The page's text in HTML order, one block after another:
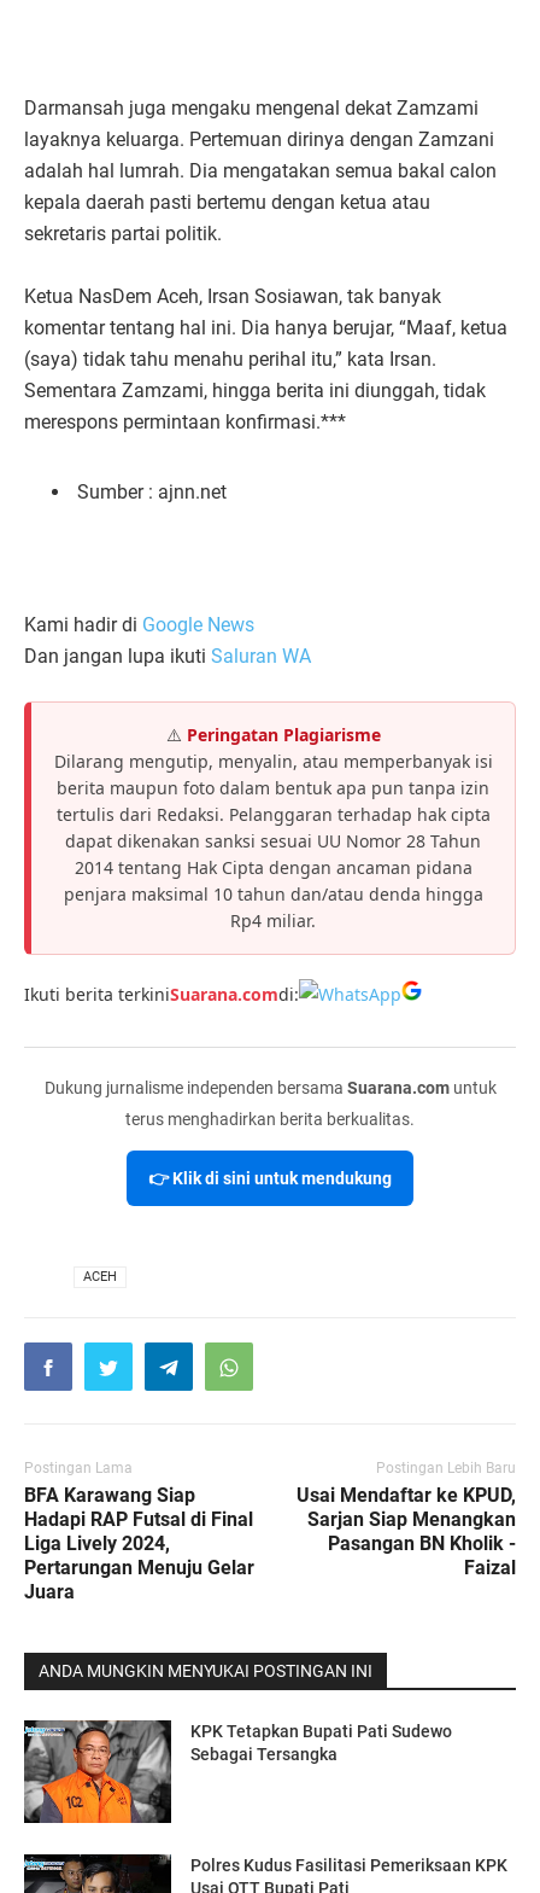
Darmansah juga mengaku mengenal dekat Zamzami
layaknya keluarga. Pertemuan dirinya dengan Zamzani
adalah hal lumrah. Dia mengatakan semua bakal calon
kepala daerah pasti bertemu dengan ketua atau
sekretaris partai politik.
Ketua NasDem Aceh, Irsan Sosiawan, tak banyak
komentar tentang hal ini. Dia hanya berujar, “Maaf, ketua
(saya) tidak tahu menahu perihal itu,” kata Irsan.
Sementara Zamzami, hingga berita ini diunggah, tidak
merespons permintaan konfirmasi.***
Sumber : ajnn.net
Kami hadir di Google News
Dan jangan lupa ikuti Saluran WA
⚠️ Peringatan Plagiarisme
Dilarang mengutip, menyalin, atau memperbanyak isi
berita maupun foto dalam bentuk apa pun tanpa izin
tertulis dari Redaksi. Pelanggaran terhadap hak cipta
dapat dikenakan sanksi sesuai UU Nomor 28 Tahun
2014 tentang Hak Cipta dengan ancaman pidana
penjara maksimal 10 tahun dan/atau denda hingga
Rp4 miliar.
Ikuti berita terkiniSuarana.comdi:
Dukung jurnalisme independen bersama Suarana.comuntuk
terus menghadirkan berita berkualitas.
👉 Klik di sini untuk mendukung
ACEH
Postingan Lama
BFA Karawang Siap
Hadapi RAP Futsal di Final
Liga Lively 2024,
Pertarungan Menuju Gelar
Juara
Postingan Lebih Baru
Usai Mendaftar ke KPUD,
Sarjan Siap Menangkan
Pasangan BN Kholik -
Faizal
ANDA MUNGKIN MENYUKAI POSTINGAN INI
KPK Tetapkan Bupati Pati Sudewo
Sebagai Tersangka
Polres Kudus Fasilitasi Pemeriksaan KPK
Usai OTT Bupati Pati